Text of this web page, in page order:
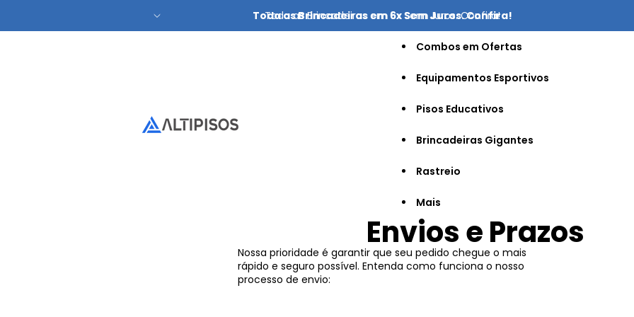
Toda as Brincadeiras em 6x Sem Juros. Confira!
Toda as Brincadeiras em 6x Sem Juros. Confira!
Combos em Ofertas
Equipamentos Esportivos
Pisos Educativos
Brincadeiras Gigantes
Rastreio
Mais
Envios e Prazos
Nossa prioridade é garantir que seu pedido chegue o mais
rápido e seguro possível. Entenda como funciona o nosso
processo de envio: